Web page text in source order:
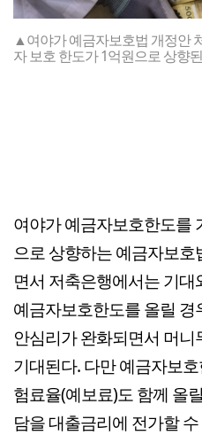
▲여야가 예금자보호법 개정안
자 보호 한도가 1억원으로 상향
여야가 예금자보호한도를
으로 상향하는 예금자보
면서 저축은행에서는 기
예금자보호한도를 올릴
안심리가 완화되면서 머
기대된다. 다만 예금자보
험료율(예보료)도 함께 올
담을 대출금리에 전가할